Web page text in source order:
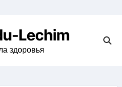
Lechim
здоровья